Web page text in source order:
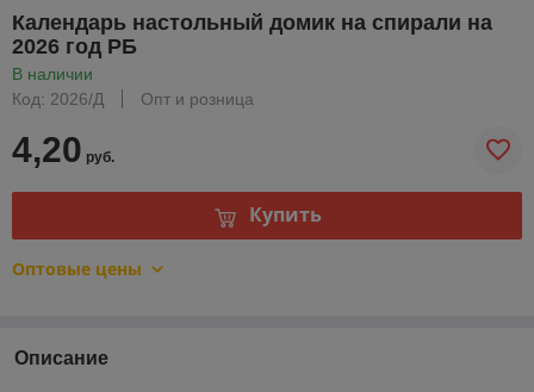
Календарь настольный домик на спирали на
2026 год РБ
В наличии
Код: 2026/Д
Опт и розница
4,20 руб.
Купить
Оптовые цены
Описание